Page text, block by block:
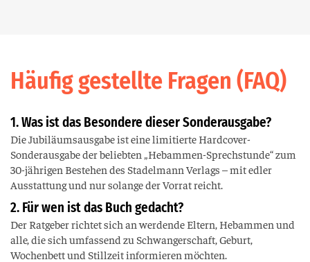
Häufig gestellte Fragen (FAQ)
1. Was ist das Besondere dieser Sonderausgabe?
Die Jubiläumsausgabe ist eine limitierte Hardcover-
Sonderausgabe der beliebten „Hebammen-Sprechstunde“ zum
30-jährigen Bestehen des Stadelmann Verlags – mit edler
Ausstattung und nur solange der Vorrat reicht.
2. Für wen ist das Buch gedacht?
Der Ratgeber richtet sich an werdende Eltern, Hebammen und
alle, die sich umfassend zu Schwangerschaft, Geburt,
Wochenbett und Stillzeit informieren möchten.